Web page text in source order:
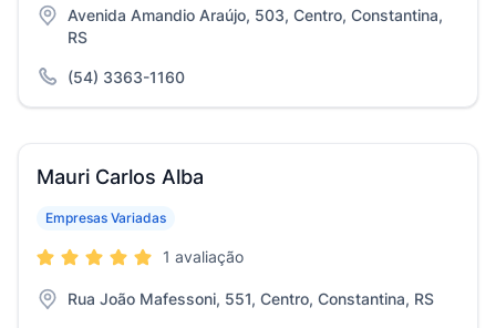
Avenida Amandio Araújo, 503, Centro, Constantina,
RS
(54) 3363-1160
Mauri Carlos Alba
Empresas Variadas
1 avaliação
Rua João Mafessoni, 551, Centro, Constantina, RS